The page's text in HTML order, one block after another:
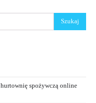
spożywczą online